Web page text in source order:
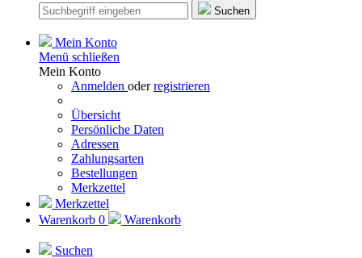
Suchen
Mein Konto
Menü schließen
Mein Konto
Anmelden oderregistrieren
Übersicht
Persönliche Daten
Adressen
Zahlungsarten
Bestellungen
Merkzettel
Merkzettel
Warenkorb 0 Warenkorb
Suchen